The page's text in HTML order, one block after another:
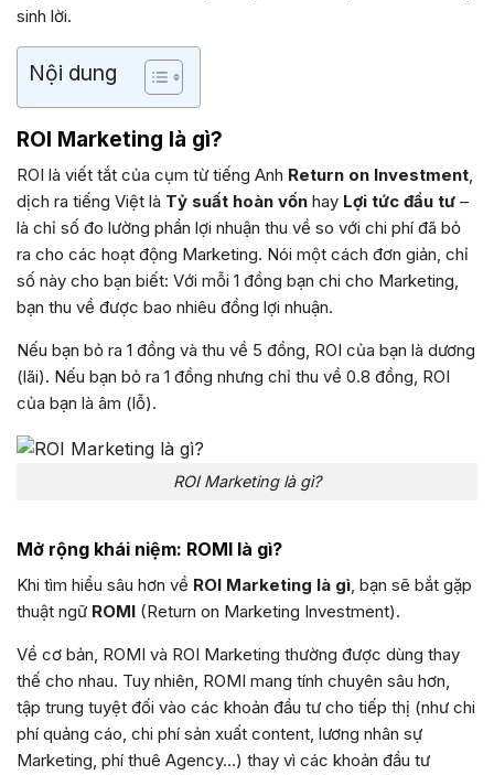
sinh lời.
Nội dung
ROI Marketing là gì?
ROI là viết tắt của cụm từ tiếng Anh Return on Investment,
dịch ra tiếng Việt là Tỷ suất hoàn vốn hay Lợi tức đầu tư –
là chỉ số đo lường phần lợi nhuận thu về so với chi phí đã bỏ
ra cho các hoạt động Marketing. Nói một cách đơn giản, chỉ
số này cho bạn biết: Với mỗi 1 đồng bạn chi cho Marketing,
bạn thu về được bao nhiêu đồng lợi nhuận.
Nếu bạn bỏ ra 1 đồng và thu về 5 đồng, ROI của bạn là dương
(lãi). Nếu bạn bỏ ra 1 đồng nhưng chỉ thu về 0.8 đồng, ROI
của bạn là âm (lỗ).
ROI Marketing là gì?
Mở rộng khái niệm: ROMI là gì?
Khi tìm hiểu sâu hơn về ROI Marketing là gì, bạn sẽ bắt gặp
thuật ngữ ROMI (Return on Marketing Investment).
Về cơ bản, ROMI và ROI Marketing thường được dùng thay
thế cho nhau. Tuy nhiên, ROMI mang tính chuyên sâu hơn,
tập trung tuyệt đối vào các khoản đầu tư cho tiếp thị (như chi
phí quảng cáo, chi phí sản xuất content, lương nhân sự
Marketing, phí thuê Agency…) thay vì các khoản đầu tư